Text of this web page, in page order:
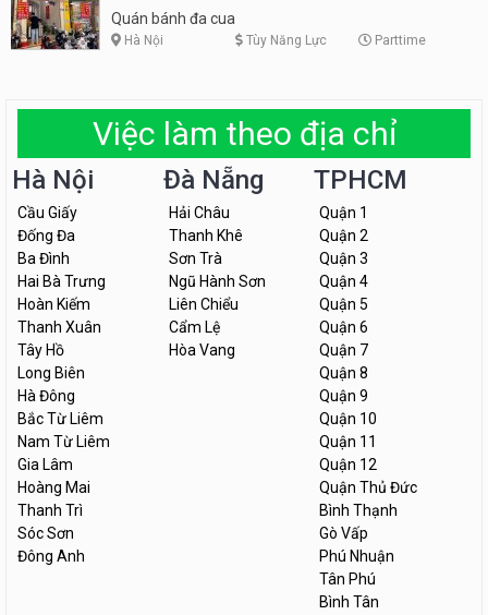
Quán bánh đa cua
Hà Nội Tùy Năng Lực Parttime
Việc làm theo địa chỉ
Hà Nội
Cầu Giấy
Đống Đa
Ba Đình
Hai Bà Trưng
Hoàn Kiếm
Thanh Xuân
Tây Hồ
Long Biên
Hà Đông
Bắc Từ Liêm
Nam Từ Liêm
Gia Lâm
Hoàng Mai
Thanh Trì
Sóc Sơn
Đông Anh
Đà Nẵng
Hải Châu
Thanh Khê
Sơn Trà
Ngũ Hành Sơn
Liên Chiểu
Cẩm Lệ
Hòa Vang
TPHCM
Quận 1
Quận 2
Quận 3
Quận 4
Quận 5
Quận 6
Quận 7
Quận 8
Quận 9
Quận 10
Quận 11
Quận 12
Quận Thủ Đức
Bình Thạnh
Gò Vấp
Phú Nhuận
Tân Phú
Bình Tân